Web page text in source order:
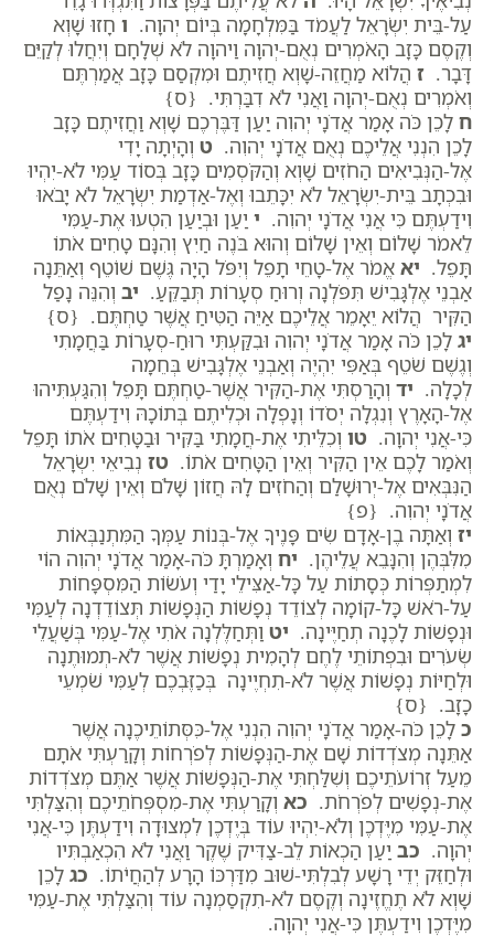
עַל-בֵּית יִשְׂרָאֵל לַעֲמֹד בַּמִּלְחָמָה בְּיוֹם יְהוָה. ו חָזוּ שָׁוְא
וְקֶסֶם כָּזָב הָאֹמְרִים נְאֻם-יְהוָה וַיהוָה לֹא שְׁלָחָם וְיִחֲלוּ לְקַיֵּם
דָּבָר. ז הֲלוֹא מַחֲזֵה-שָׁוְא חֲזִיתֶם וּמִקְסַם כָּזָב אֲמַרְתֶּם
וְאֹמְרִים נְאֻם-יְהוָה וַאֲנִי לֹא דִבַּרְתִּי. {ס}
ח לָכֵן כֹּה אָמַר אֲדֹנָי יְהוִה יַעַן דַּבֶּרְכֶם שָׁוְא וַחֲזִיתֶם כָּזָב
לָכֵן הִנְנִי אֲלֵיכֶם נְאֻם אֲדֹנָי יְהוִה. ט וְהָיְתָה יָדִי
אֶל-הַנְּבִיאִים הַחֹזִים שָׁוְא וְהַקֹּסְמִים כָּזָב בְּסוֹד עַמִּי לֹא-יִהְיוּ
וּבִכְתָב בֵּית-יִשְׂרָאֵל לֹא יִכָּתֵבוּ וְאֶל-אַדְמַת יִשְׂרָאֵל לֹא יָבֹאוּ
וִידַעְתֶּם כִּי אֲנִי אֲדֹנָי יְהוִה. י יַעַן וּבְיַעַן הִטְעוּ אֶת-עַמִּי
לֵאמֹר שָׁלוֹם וְאֵין שָׁלוֹם וְהוּא בֹּנֶה חַיִץ וְהִנָּם טָחִים אֹתוֹ
תָּפֵל. יא אֱמֹר אֶל-טָחֵי תָפֵל וְיִפֹּל הָיָה גֶּשֶׁם שׁוֹטֵף וְאַתֵּנָה
אַבְנֵי אֶלְגָּבִישׁ תִּפֹּלְנָה וְרוּחַ סְעָרוֹת תְּבַקֵּעַ. יב וְהִנֵּה נָפַל
הַקִּיר הֲלוֹא יֵאָמֵר אֲלֵיכֶם אַיֵּה הַטִּיחַ אֲשֶׁר טַחְתֶּם. {ס}
יג לָכֵן כֹּה אָמַר אֲדֹנָי יְהוִה וּבִקַּעְתִּי רוּחַ-סְעָרוֹת בַּחֲמָתִי
וְגֶשֶׁם שֹׁטֵף בְּאַפִּי יִהְיֶה וְאַבְנֵי אֶלְגָּבִישׁ בְּחֵמָה
לְכָלָה. יד וְהָרַסְתִּי אֶת-הַקִּיר אֲשֶׁר-טַחְתֶּם תָּפֵל וְהִגַּעְתִּיהוּ
אֶל-הָאָרֶץ וְנִגְלָה יְסֹדוֹ וְנָפְלָה וּכְלִיתֶם בְּתוֹכָהּ וִידַעְתֶּם
כִּי-אֲנִי יְהוָה. טו וְכִלֵּיתִי אֶת-חֲמָתִי בַּקִּיר וּבַטָּחִים אֹתוֹ תָּפֵל
וְאֹמַר לָכֶם אֵין הַקִּיר וְאֵין הַטָּחִים אֹתוֹ. טז נְבִיאֵי יִשְׂרָאֵל
הַנִּבְּאִים אֶל-יְרוּשָׁלִַם וְהַחֹזִים לָהּ חֲזוֹן שָׁלֹם וְאֵין שָׁלֹם נְאֻם
אֲדֹנָי יְהוִה. {פ}
יז וְאַתָּה בֶן-אָדָם שִׂים פָּנֶיךָ אֶל-בְּנוֹת עַמְּךָ הַמִּתְנַבְּאוֹת
מִלִּבְּהֶן וְהִנָּבֵא עֲלֵיהֶן. יח וְאָמַרְתָּ כֹּה-אָמַר אֲדֹנָי יְהוִה הוֹי
לִמְתַפְּרוֹת כְּסָתוֹת עַל כָּל-אַצִּילֵי יָדַי וְעֹשׂוֹת הַמִּסְפָּחוֹת
עַל-רֹאשׁ כָּל-קוֹמָה לְצוֹדֵד נְפָשׁוֹת הַנְּפָשׁוֹת תְּצוֹדֵדְנָה לְעַמִּי
וּנְפָשׁוֹת לָכֶנָה תְחַיֶּינָה. יט וַתְּחַלֶּלְנָה אֹתִי אֶל-עַמִּי בְּשַׁעֲלֵי
שְׂעֹרִים וּבִפְתוֹתֵי לֶחֶם לְהָמִית נְפָשׁוֹת אֲשֶׁר לֹא-תְמוּתֶנָה
וּלְחַיּוֹת נְפָשׁוֹת אֲשֶׁר לֹא-תִחְיֶינָה בְּכַזֶּבְכֶם לְעַמִּי שֹׁמְעֵי
כָזָב. {ס}
כ לָכֵן כֹּה-אָמַר אֲדֹנָי יְהוִה הִנְנִי אֶל-כִּסְּתוֹתֵיכֶנָה אֲשֶׁר
אַתֵּנָה מְצֹדְדוֹת שָׁם אֶת-הַנְּפָשׁוֹת לְפֹרְחוֹת וְקָרַעְתִּי אֹתָם
מֵעַל זְרוֹעֹתֵיכֶם וְשִׁלַּחְתִּי אֶת-הַנְּפָשׁוֹת אֲשֶׁר אַתֶּם מְצֹדְדוֹת
אֶת-נְפָשִׁים לְפֹרְחֹת. כא וְקָרַעְתִּי אֶת-מִסְפְּחֹתֵיכֶם וְהִצַּלְתִּי
אֶת-עַמִּי מִיֶּדְכֶן וְלֹא-יִהְיוּ עוֹד בְּיֶדְכֶן לִמְצוּדָה וִידַעְתֶּן כִּי-אֲנִי
יְהוָה. כב יַעַן הַכְאוֹת לֵב-צַדִּיק שֶׁקֶר וַאֲנִי לֹא הִכְאַבְתִּיו
וּלְחַזֵּק יְדֵי רָשָׁע לְבִלְתִּי-שׁוּב מִדַּרְכּוֹ הָרָע לְהַחֲיֹתוֹ. כג לָכֵן
שָׁוְא לֹא תֶחֱזֶינָה וְקֶסֶם לֹא-תִקְסַמְנָה עוֹד וְהִצַּלְתִּי אֶת-עַמִּי
מִיֶּדְכֶן וִידַעְתֶּן כִּי-אֲנִי יְהוָה.